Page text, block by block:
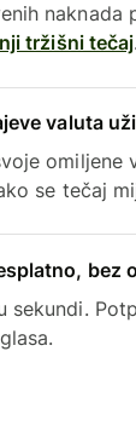
naknada
tržišni tečaj.
valuta
omiljene
se tečaj
bez
sekundi.